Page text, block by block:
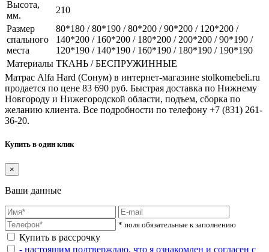
Высота,
мм.
210
Размер
спального
места
80*180 / 80*190 / 80*200 / 90*200 / 120*200 /
140*200 / 160*200 / 180*200 / 200*200 / 90*190 /
120*190 / 140*190 / 160*190 / 180*190 / 190*190
Материалы ТКАНЬ / БЕСПРУЖИННЫЕ
Матрас Alfa Hard (Сонум) в интернет-магазине stolkomebeli.ru
продается по цене 83 690 руб. Быстрая доставка по Нижнему
Новгороду и Нижегородской области, подъем, сборка по
желанию клиента. Все подробности по телефону +7 (831) 261-
36-20.
Купить в один клик
×
Ваши данные
* поля обязательные к заполнению
Купить в рассрочку
- настоящим подтверждаю, что я ознакомлен и согласен с